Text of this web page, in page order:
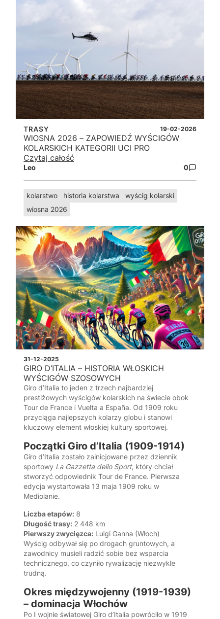
TRASY 19-02-2026
WIOSNA 2026 – ZAPOWIEDŹ WYŚCIGÓW
KOLARSKICH KATEGORII UCI PRO
Czytaj całość
Leo 0
kolarstwo historia kolarstwa
wyścig kolarski
wiosna 2026
31-12-2025
GIRO D’ITALIA – HISTORIA WŁOSKICH
WYŚCIGÓW SZOSOWYCH
Giro d’Italia to jeden z trzech najbardziej
prestiżowych wyścigów kolarskich na świecie obok
Tour de France i Vuelta a España. Od 1909 roku
przyciąga najlepszych kolarzy globu i stanowi
kluczowy element włoskiej kultury sportowej.
Początki Giro d’Italia (1909-1914)
Giro d’Italia zostało zainicjowane przez dziennik
sportowy La Gazzetta dello Sport, który chciał
stworzyć odpowiednik Tour de France. Pierwsza
edycja wystartowała 13 maja 1909 roku w
Mediolanie.
Liczba etapów: 8
Długość trasy: 2 448 km
Pierwszy zwycięzca: Luigi Ganna (Włoch)
Wyścig odbywał się po drogach gruntowych, a
zawodnicy musieli radzić sobie bez wsparcia
technicznego, co czyniło rywalizację niezwykle
trudną.
Okres międzywojenny (1919-1939)
– dominacja Włochów
Po I wojnie światowej Giro d’Italia powróciło w 1919